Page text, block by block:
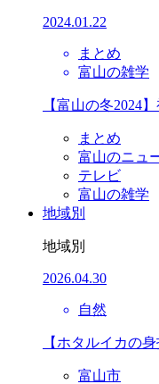
2024.01.22
まとめ
富山の雑学
【富山の冬2024
まとめ
富山のニュ
テレビ
富山の雑学
地域別
地域別
2026.04.30
自然
【ホタルイカの
富山市